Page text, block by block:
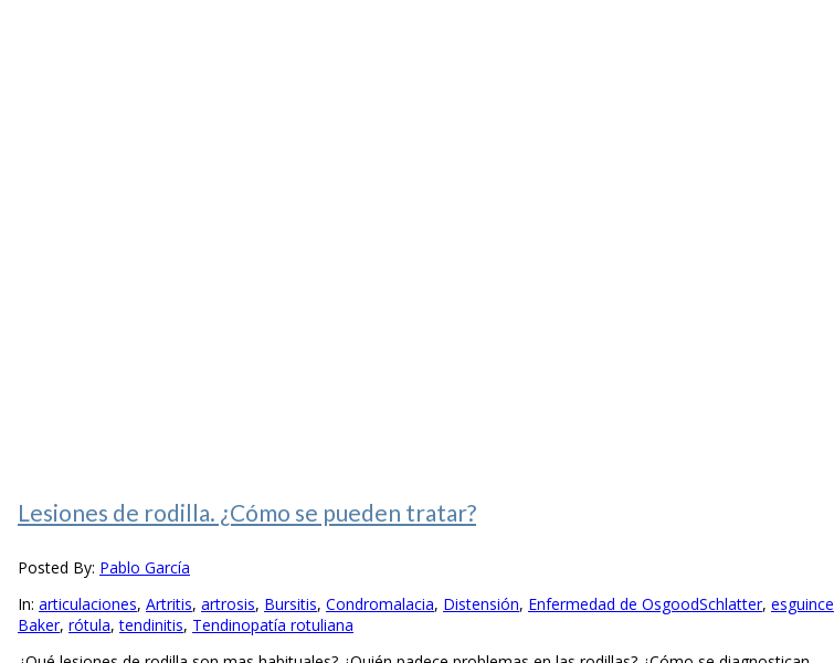
Lesiones de rodilla. ¿Cómo se pueden tratar?
Posted By: Pablo García
In: articulaciones, Artritis, artrosis, Bursitis, Condromalacia, Distensión, Enfermedad de OsgoodSchlatter, esguince
Baker, rótula,tendinitis, Tendinopatía rotuliana